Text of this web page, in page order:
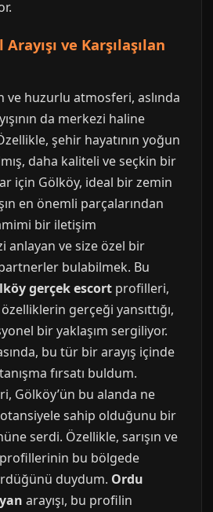
ve Karşılaşılan
ve huzurlu atmosferi, aslında
da merkezi haline
şehir hayatının yoğun
daha kaliteli ve seçkin bir
için Gölköy, ideal bir zemin
en önemli parçalarından
bir iletişim
anlayan ve size özel bir
bulabilmek. Bu
gerçek escort profilleri,
gerçeği yansıttığı,
bir yaklaşım sergiliyor.
bu tür bir arayış içinde
fırsatı buldum.
Gölköy’ün bu alanda ne
sahip olduğunu bir
serdi. Özellikle, sarışın ve
bu bölgede
duydum. Ordu
arayışı, bu profilin